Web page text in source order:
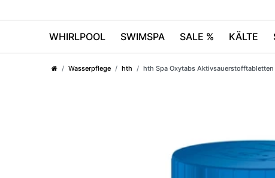
WHIRLPOOL SWIMSPA SALE % KÄLTE
Wasserpflege hth hth Spa Oxytabs